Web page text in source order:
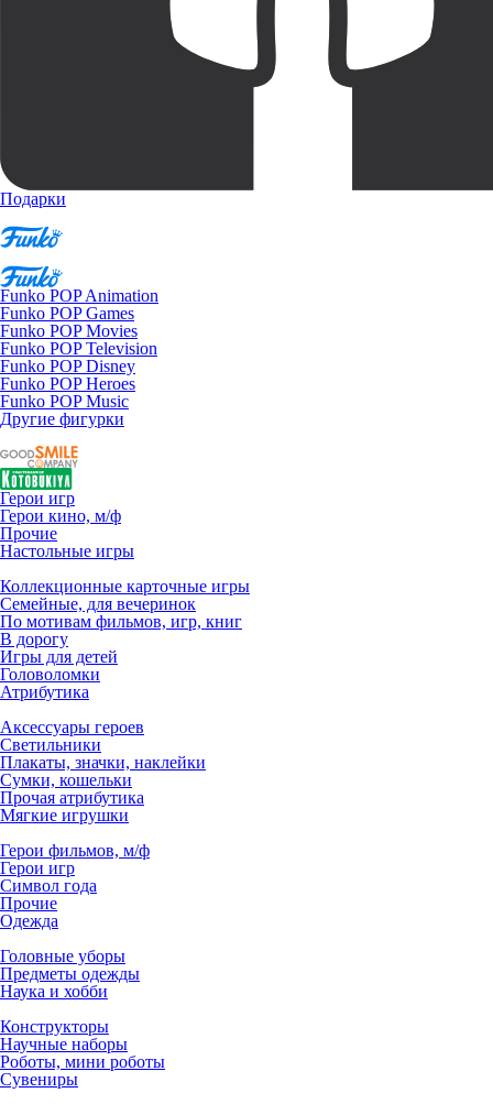
Подарки
Funko POP Animation
Funko POP Games
Funko POP Movies
Funko POP Television
Funko POP Disney
Funko POP Heroes
Funko POP Music
Другие фигурки
Герои игр
Герои кино, м/ф
Прочие
Настольные игры
Коллекционные карточные игры
Семейные, для вечеринок
По мотивам фильмов, игр, книг
В дорогу
Игры для детей
Головоломки
Атрибутика
Аксессуары героев
Светильники
Плакаты, значки, наклейки
Сумки, кошельки
Прочая атрибутика
Мягкие игрушки
Герои фильмов, м/ф
Герои игр
Символ года
Прочие
Одежда
Головные уборы
Предметы одежды
Наука и хобби
Конструкторы
Научные наборы
Роботы, мини роботы
Сувениры